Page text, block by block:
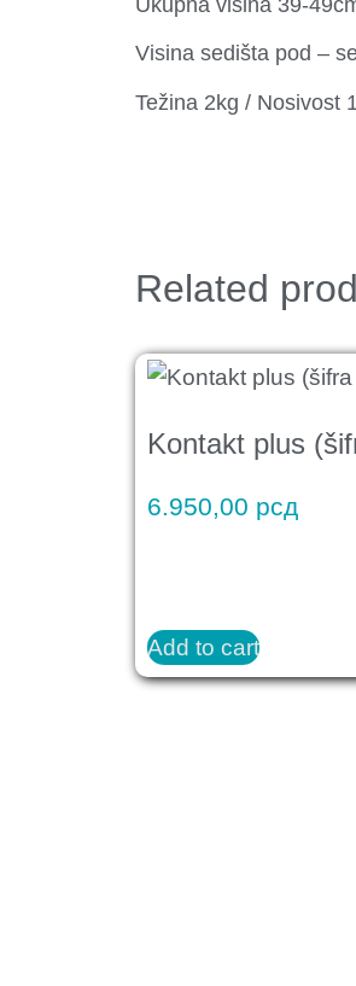
Visina sedišta pod –
Težina 2kg / Nosivost
Related
Kontakt plus
6.950,00 рсд
Add to cart